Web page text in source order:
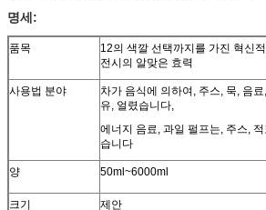
명세:
품목
12의 색깔 선택까지를 가진 혁신
전시의 알맞은 효력
사용법 분야
차가 음식에 의하여, 주스, 묵, 음
유, 얼렸습니다,
에너지 음료, 과일 펄프는, 주스,
습니다
양 50ml~6000ml
크기 제안